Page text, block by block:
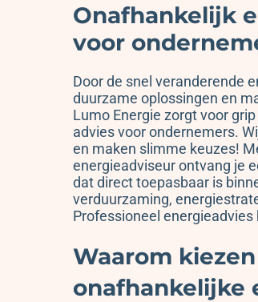
Onafhankelijk
voor
Door de snel veranderende
duurzame oplossingen en
Lumo Energie zorgt voor
advies voor ondernemers.
en maken slimme keuzes!
energieadviseur ontvang je
dat direct toepasbaar is
verduurzaming,
Professioneel energieadvies
Waarom
onafhankelijke